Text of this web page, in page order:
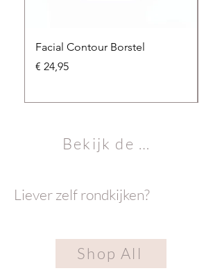
Facial Contour Borstel
Prijs
€ 24,95
Bekijk de volledige collectie
Liever zelf rondkijken?
Shop All